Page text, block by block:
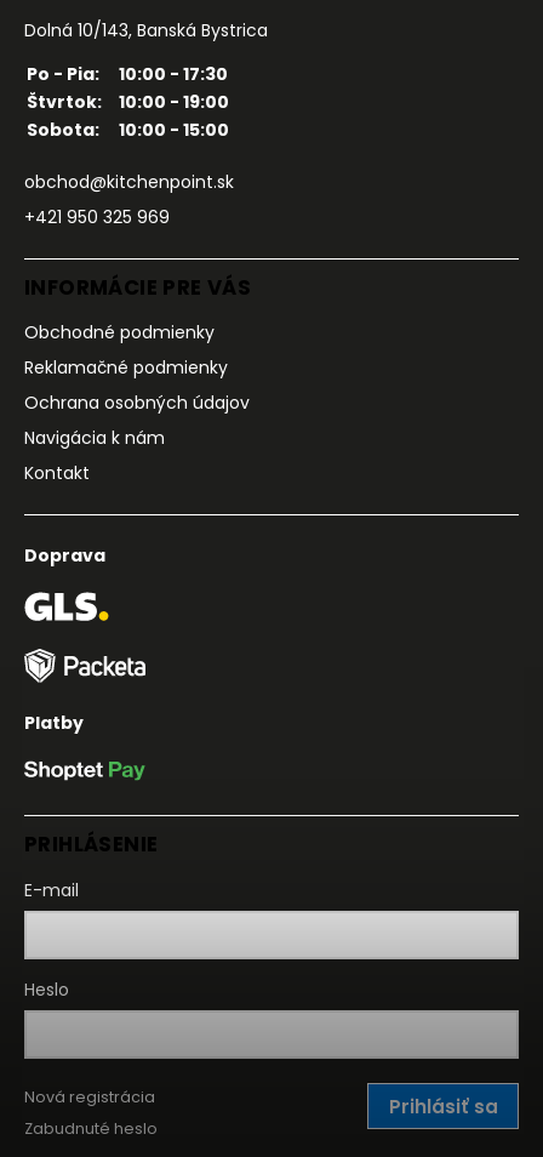
Dolná 10/143, Banská Bystrica
Po - Pia:
10:00 - 17:30
Štvrtok:
10:00 - 19:00
Sobota:
10:00 - 15:00
obchod@kitchenpoint.sk
+421 950 325 969
INFORMÁCIE PRE VÁS
Obchodné podmienky
Reklamačné podmienky
Ochrana osobných údajov
Navigácia k nám
Kontakt
Doprava
Platby
PRIHLÁSENIE
E-mail
Heslo
Prihlásiť sa
Nová registrácia
Zabudnuté heslo